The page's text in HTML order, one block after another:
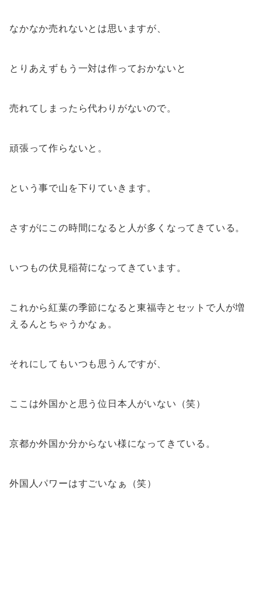
なかなか売れないとは思いますが、
とりあえずもう一対は作っておかないと
売れてしまったら代わりがないので。
頑張って作らないと。
という事で山を下りていきます。
さすがにこの時間になると人が多くなってきている。
いつもの伏見稲荷になってきています。
これから紅葉の季節になると東福寺とセットで人が増
えるんとちゃうかなぁ。
それにしてもいつも思うんですが、
ここは外国かと思う位日本人がいない（笑）
京都か外国か分からない様になってきている。
外国人パワーはすごいなぁ（笑）